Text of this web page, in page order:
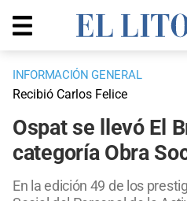
INFORMACIÓN GENERAL
Recibió Carlos Felice
Ospat se llevó El
categoría Obra
En la edición 49 de los